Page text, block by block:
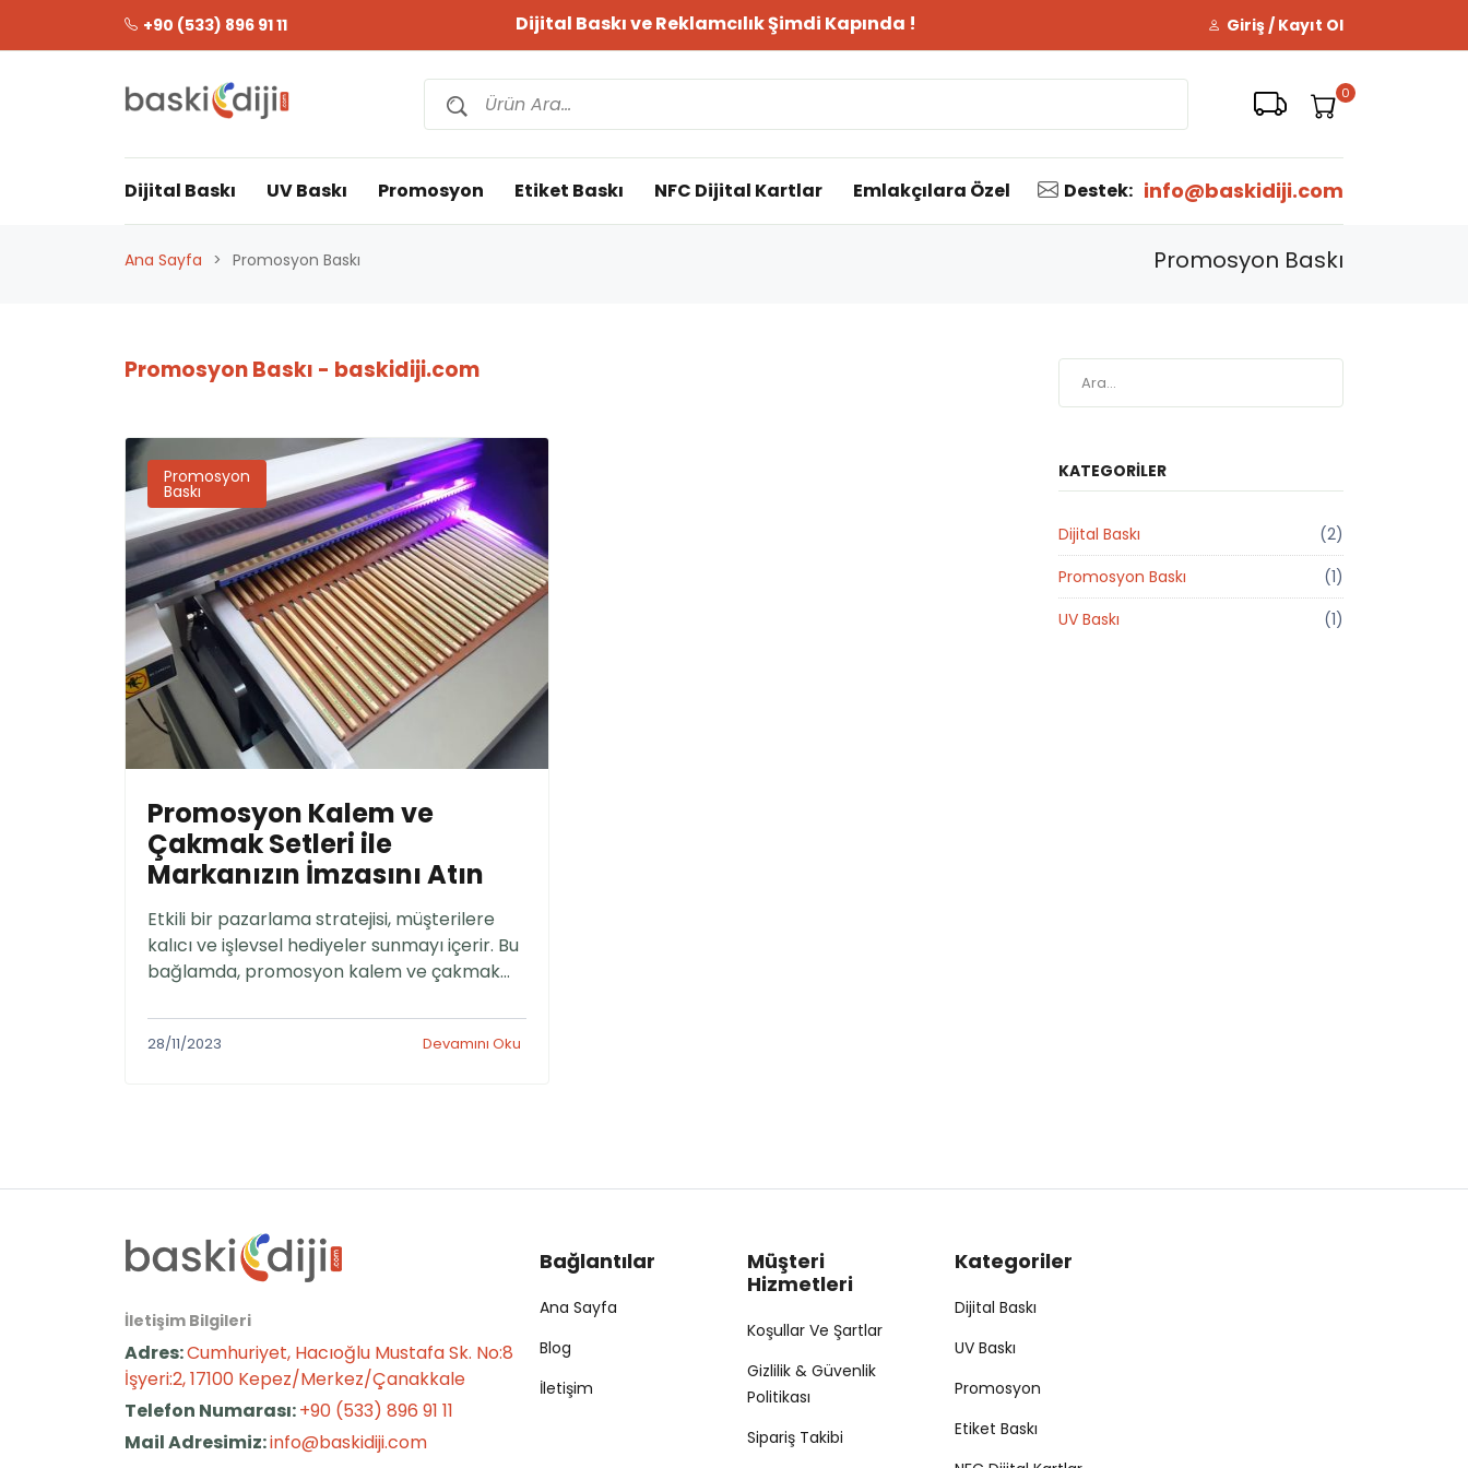
+90 (533) 896 91 11 Dijital Baskı ve Reklamcılık Şimdi Kapında ! Giriş / Kayıt Ol
0
Dijital Baskı UV Baskı Promosyon Etiket Baskı NFC Dijital Kartlar Emlakçılara Özel Destek: info@baskidiji.com
Ana Sayfa Promosyon Baskı Promosyon Baskı
Promosyon Baskı - baskidiji.com
Promosyon
Baskı
Promosyon Kalem ve
Çakmak Setleri ile
Markanızın İmzasını Atın
Etkili bir pazarlama stratejisi, müşterilere
kalıcı ve işlevsel hediyeler sunmayı içerir. Bu
bağlamda, promosyon kalem ve çakmak
şekilde tanıtmak için mükemmel bir
seçenek olabilir. Bu yazıda, promosyon
28/11/2023 Devamını Oku
KATEGORILER
Dijital Baskı
(2)
Promosyon Baskı
(1)
UV Baskı
(1)
İletişim Bilgileri
Adres:Cumhuriyet, Hacıoğlu Mustafa Sk. No:8
İşyeri:2, 17100 Kepez/Merkez/Çanakkale
Telefon Numarası:+90 (533) 896 91 11
Mail Adresimiz:info@baskidiji.com
Bağlantılar
Ana Sayfa
Blog
İletişim
Müşteri
Hizmetleri
Koşullar Ve Şartlar
Gizlilik & Güvenlik
Politikası
Sipariş Takibi
Kategoriler
Dijital Baskı
UV Baskı
Promosyon
Etiket Baskı